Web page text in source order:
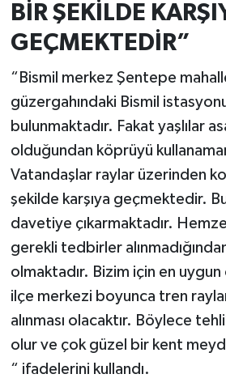
BİR ŞEKİLDE
GEÇMEKTEDİR”
“Bismil merkez Şentepe
güzergahındaki Bismil
bulunmaktadır. Fakat yaşlılar
olduğundan köprüyü
Vatandaşlar raylar üzerinden
şekilde karşıya geçmektedir.
davetiye çıkarmaktadır.
gerekli tedbirler
olmaktadır. Bizim için en uygun
ilçe merkezi boyunca tren
alınması olacaktır. Böylece
olur ve çok güzel bir kent
“ ifadelerini kullandı.